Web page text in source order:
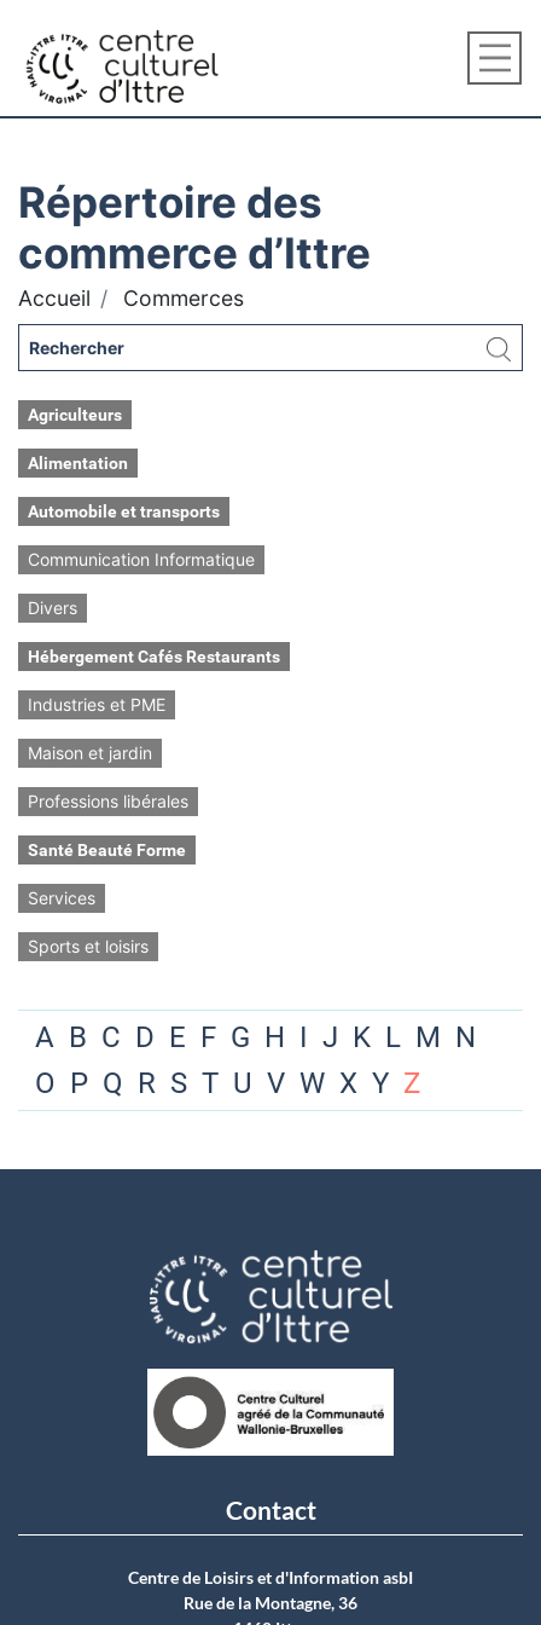
Répertoire des
commerce d’Ittre
Accueil Commerces
Agriculteurs
Alimentation
Automobile et transports
Communication Informatique
Divers
Hébergement Cafés Restaurants
Industries et PME
Maison et jardin
Professions libérales
Santé Beauté Forme
Services
Sports et loisirs
A B C D E F G H I J K L M N
O P Q R S T U V W X Y Z
Contact
Centre de Loisirs et d'Information asbI
Rue de la Montagne, 36